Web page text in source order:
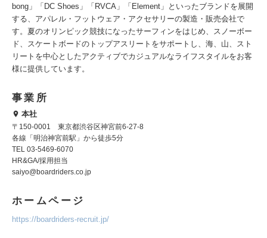
bong」「DC Shoes」「RVCA」「Element」といったブランドを展開
する、アパレル・フットウェア・アクセサリーの製造・販売会社で
す。夏のオリンピック競技になったサーフィンをはじめ、スノーボー
ド、スケートボードのトップアスリートをサポートし、海、山、スト
リートを中心としたアクティブでカジュアルなライフスタイルをお客
様に提供しています。
事業所
本社
〒150-0001 東京都渋谷区神宮前6-27-8
各線「明治神宮前駅」から徒歩5分
TEL 03-5469-6070
HR&GA/採用担当
saiyo@boardriders.co.jp
ホームページ
https://boardriders-recruit.jp/